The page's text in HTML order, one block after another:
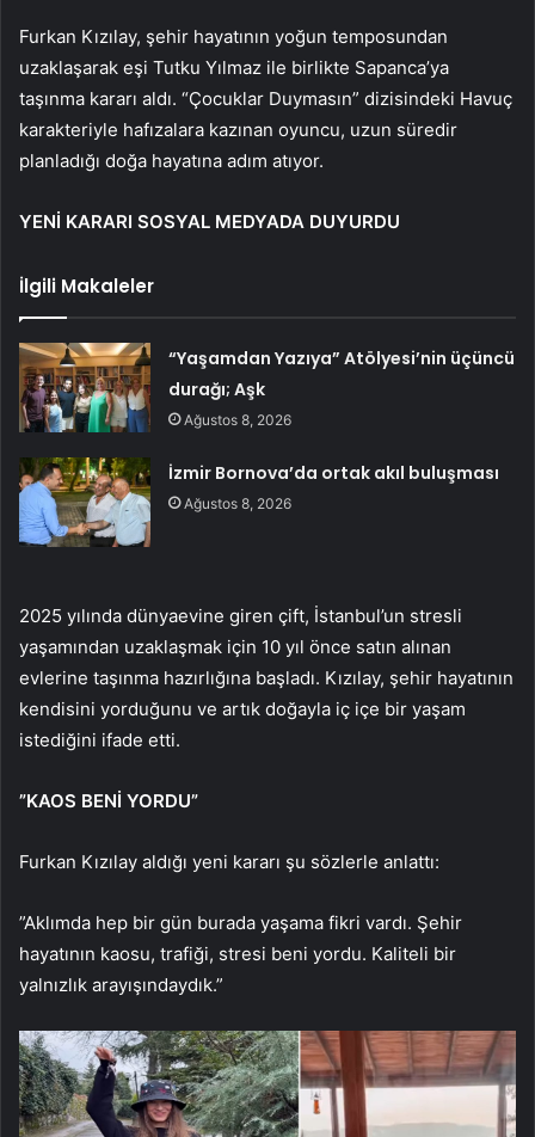
Furkan Kızılay, şehir hayatının yoğun temposundan
uzaklaşarak eşi Tutku Yılmaz ile birlikte Sapanca’ya
taşınma kararı aldı. “Çocuklar Duymasın” dizisindeki Havuç
karakteriyle hafızalara kazınan oyuncu, uzun süredir
planladığı doğa hayatına adım atıyor.
YENİ KARARI SOSYAL MEDYADA DUYURDU
İlgili Makaleler
“Yaşamdan Yazıya” Atölyesi’nin üçüncü
durağı; Aşk
Ağustos 8, 2026
İzmir Bornova’da ortak akıl buluşması
Ağustos 8, 2026
2025 yılında dünyaevine giren çift, İstanbul’un stresli
yaşamından uzaklaşmak için 10 yıl önce satın alınan
evlerine taşınma hazırlığına başladı. Kızılay, şehir hayatının
kendisini yorduğunu ve artık doğayla iç içe bir yaşam
istediğini ifade etti.
”KAOS BENİ YORDU”
Furkan Kızılay aldığı yeni kararı şu sözlerle anlattı:
”Aklımda hep bir gün burada yaşama fikri vardı. Şehir
hayatının kaosu, trafiği, stresi beni yordu. Kaliteli bir
yalnızlık arayışındaydık.”